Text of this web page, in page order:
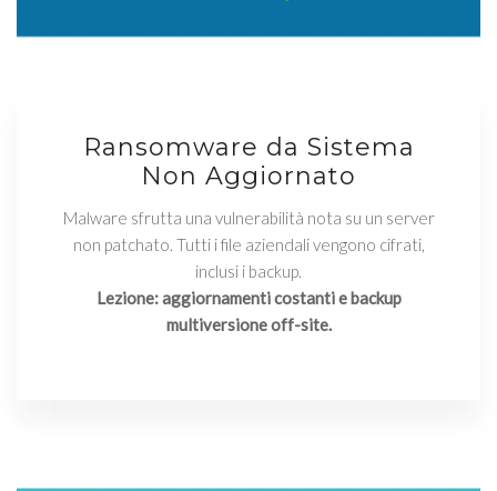
Ransomware da Sistema
Non Aggiornato
Malware sfrutta una vulnerabilità nota su un server
non patchato. Tutti i file aziendali vengono cifrati,
inclusi i backup.
Lezione: aggiornamenti costanti e backup
multiversione off-site.